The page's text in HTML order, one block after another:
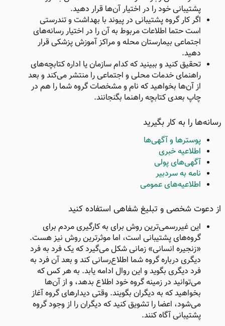
پشتیبانی خود را در اختیار آن‌ها قرار دهید.
اگر کار گروه پشتیبانی در پیوند با بهداشت و تندرستی
است حتما اطلاعات مربوط به آن را در اختیار رسانه‌های
اجتماعی بیمارستان محله و مراکز آموزش پزشکی قرار
دهید.
تحقیق کنید و ببینید که کدام سازمان یا اداره کتابچه‌های
راهنمای خدمات محلی و اجتماعی را منتشر می‌کند و بعد
از آن‌ها بخواهید که نام و مشخصات گروه شما را هم در
چاپ بعدی کتابچه راهنما بگنجانند.
رسانه‌ها را به کار بگیرید​
پوسترها و آگهی‌ها
اطلاعیه‌ خبری
آگهی‌های پولی
نامه به سردبیر
اطلاعیه‌های عمومی
از دعوت شخصی و تبلیغ شفاهی استفاده کنید ​
این غیررسمی‌ترین روش برای به کارگیری مردم برای
گروه‌های پشتیبانی است، اما موثرترین روش نیز هست.
«زنجیره انسانی» زمانی شکل می‌گیرد که یک فرد به فرد
دیگری درباره گروه شما اطلاع‌رسانی کند و بعد آن فرد به
فرد دیگری بگوید و این روال ادامه یابد. به هر کس که
می‌توانید در زمینه گروه خود اطلاع بدهد، و از آن‌ها
بخواهید که به دیگران بگویند. وقتی دیدارهای گروه آغاز
می‌شود، اعضا را تشویق کنید که دیگران را از وجود گروه
پشتیبانی آگاه کنند.